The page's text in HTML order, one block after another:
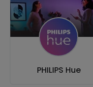
PHILIPS Hue